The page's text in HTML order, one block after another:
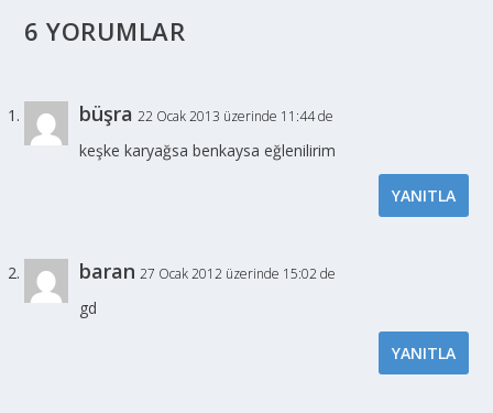
6 YORUMLAR
büşra 22 Ocak 2013 üzerinde 11:44 de
keşke karyağsa benkaysa eğlenilirim
YANITLA
baran 27 Ocak 2012 üzerinde 15:02 de
gd
YANITLA